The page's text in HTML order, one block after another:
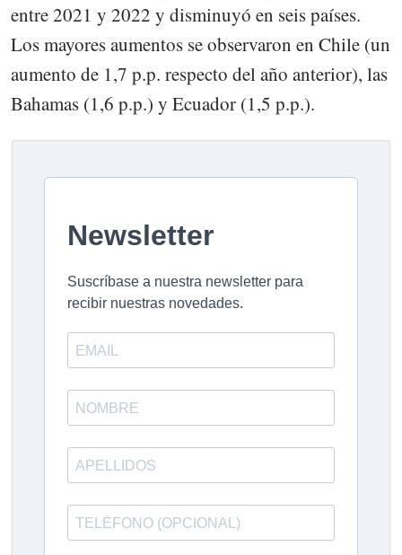
entre 2021 y 2022 y disminuyó en seis países.
Los mayores aumentos se observaron en Chile (un
aumento de 1,7 p.p. respecto del año anterior), las
Bahamas (1,6 p.p.) y Ecuador (1,5 p.p.).